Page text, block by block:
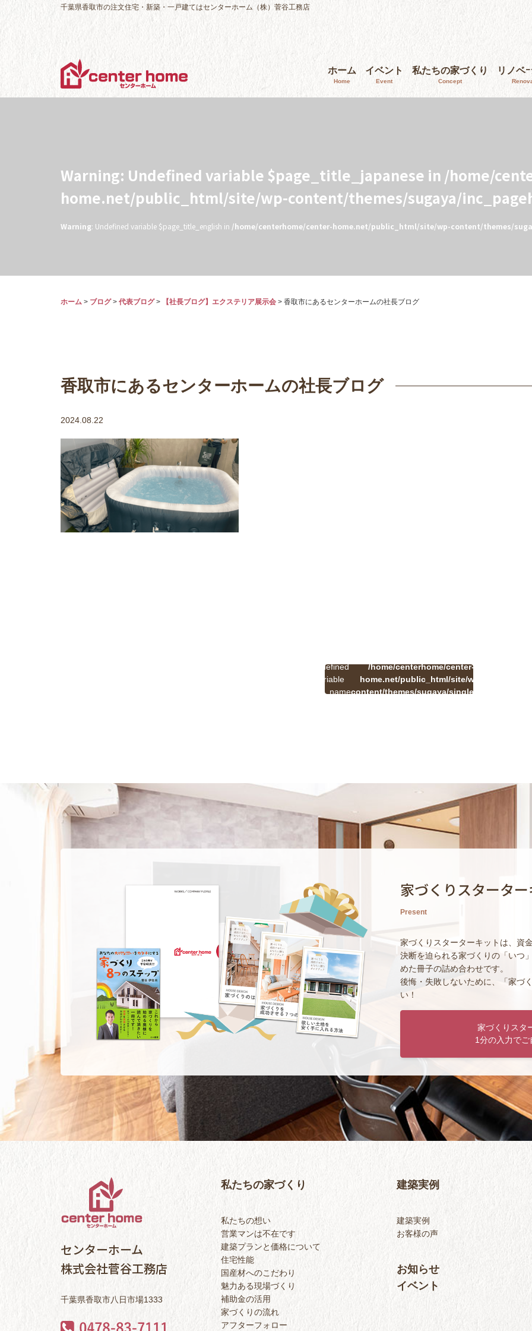
千葉県香取市の注文住宅・新築・一戸建てはセンターホーム（株）菅谷工務店
ホーム
Home
イベント
Event
私たちの家づくり
Concept
リノベ
Warning: Undefined variable $page_title_japanese in /home/
home.net/public_html/site/wp-content/themes/sugaya/
Warning: Undefined variable $page_title_english in /home/centerhome/center-home.net/public_html/site/wp-content/themes/
ホーム > ブログ> 代表ブログ> 【社長ブログ】エクステリア展示会 > 香取市にあるセンターホームの社長ブログ
香取市にあるセンターホームの社長ブログ
2024.08.22
Undefined
variable
$cat_name
/home/centerhome/center-
home.net/public_html/site/wp-
content/themes/sugaya/single.php
家づくりスタータ
Present
家づくりスターターキットは、資
決断を迫られる家づくりの「いつ
めた冊子の詰め合わせです。
後悔・失敗しないために、「家づ
い！
家づくりスタ
1分の入力で
センターホーム
株式会社菅谷工務店
千葉県香取市八日市場1333
私たちの家づくり
私たちの想い
営業マンは不在です
建築プランと価格について
住宅性能
国産材へのこだわり
魅力ある現場づくり
補助金の活用
家づくりの流れ
アフターフォロー
建築実例
建築実例
お客様の声
お知らせ
イベント